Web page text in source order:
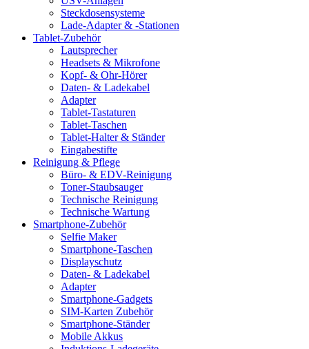
Steckdosensysteme
Lade-Adapter & -Stationen
Tablet-Zubehör
Lautsprecher
Headsets & Mikrofone
Kopf- & Ohr-Hörer
Daten- & Ladekabel
Adapter
Tablet-Tastaturen
Tablet-Taschen
Tablet-Halter & Ständer
Eingabestifte
Reinigung & Pflege
Büro- & EDV-Reinigung
Toner-Staubsauger
Technische Reinigung
Technische Wartung
Smartphone-Zubehör
Selfie Maker
Smartphone-Taschen
Displayschutz
Daten- & Ladekabel
Adapter
Smartphone-Gadgets
SIM-Karten Zubehör
Smartphone-Ständer
Mobile Akkus